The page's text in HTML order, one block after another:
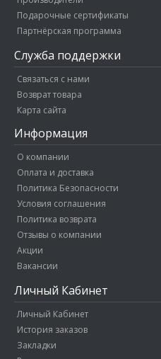
Подарочные сертификаты
Партнёрская программа
Служба поддержки
Связаться с нами
Возврат товара
Карта сайта
Информация
О компании
Оплата и доставка
Политика Безопасности
Условия соглашения
Политика возврата
Отзывы о компании
Акции
Вакансии
Личный Кабинет
Личный Кабинет
История заказов
Закладки